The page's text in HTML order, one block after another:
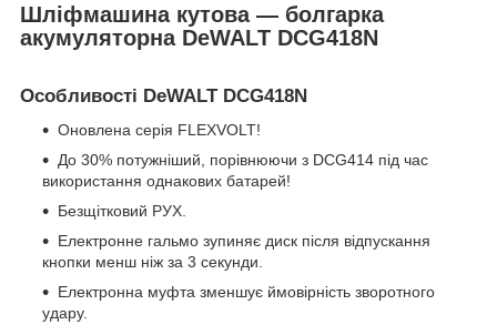
Шліфмашина кутова — болгарка
акумуляторна DeWALT DCG418N
Особливості DeWALT DCG418N
Оновлена серія FLEXVOLT!
До 30% потужніший, порівнюючи з DCG414 під час
використання однакових батарей!
Безщітковий РУХ.
Електронне гальмо зупиняє диск після відпускання
кнопки менш ніж за 3 секунди.
Електронна муфта зменшує ймовірність зворотного
удару.